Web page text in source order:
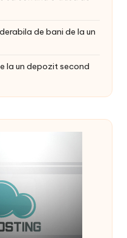
de bani de la un
la un depozit second